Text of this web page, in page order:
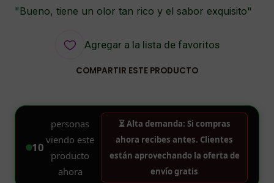
"Bueno, tiene un olor tan rico y el sabor exquisito"
Agregar a la lista de favoritos
COMPARTIR ESTE PRODUCTO